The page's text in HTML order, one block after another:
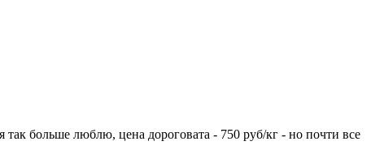
больше люблю, цена дороговата - 750 руб/кг - но почти все